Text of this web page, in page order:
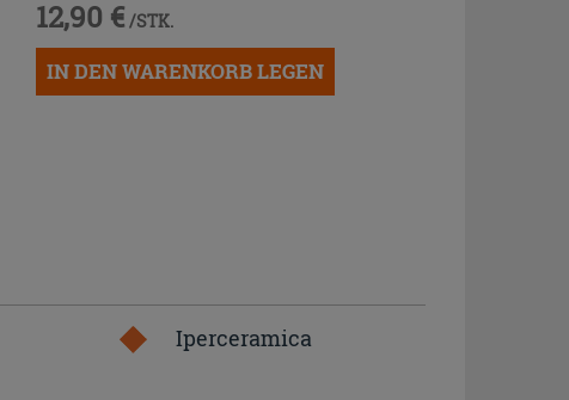
12,90 € /STK.
IN DEN WARENKORB LEGEN
Iperceramica